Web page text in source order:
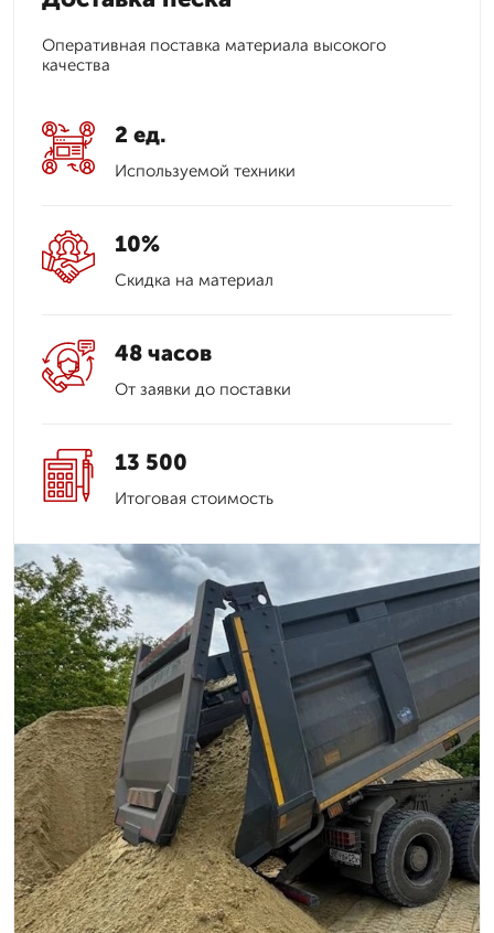
Оперативная поставка материала высокого
качества
2 ед.
Используемой техники
10%
Скидка на материал
48 часов
От заявки до поставки
13 500
Итоговая стоимость